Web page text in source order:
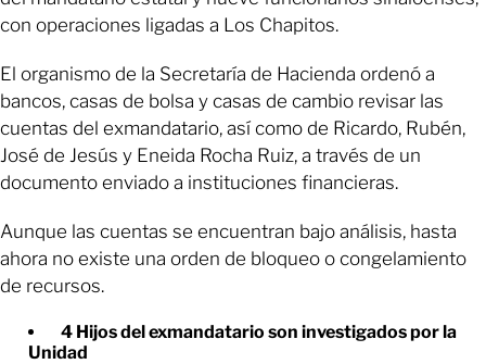
con operaciones ligadas a Los Chapitos.
El organismo de la Secretaría de Hacienda ordenó a
bancos, casas de bolsa y casas de cambio revisar las
cuentas del exmandatario, así como de Ricardo, Rubén,
José de Jesús y Eneida Rocha Ruiz, a través de un
documento enviado a instituciones financieras.
Aunque las cuentas se encuentran bajo análisis, hasta
ahora no existe una orden de bloqueo o congelamiento
de recursos.
4 Hijos del exmandatario son investigados por la
Unidad